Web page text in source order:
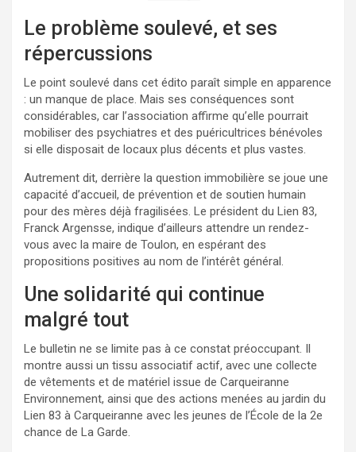
Le problème soulevé, et ses
répercussions
Le point soulevé dans cet édito paraît simple en apparence
: un manque de place. Mais ses conséquences sont
considérables, car l’association affirme qu’elle pourrait
mobiliser des psychiatres et des puéricultrices bénévoles
si elle disposait de locaux plus décents et plus vastes.
Autrement dit, derrière la question immobilière se joue une
capacité d’accueil, de prévention et de soutien humain
pour des mères déjà fragilisées. Le président du Lien 83,
Franck Argensse, indique d’ailleurs attendre un rendez-
vous avec la maire de Toulon, en espérant des
propositions positives au nom de l’intérêt général.
Une solidarité qui continue
malgré tout
Le bulletin ne se limite pas à ce constat préoccupant. Il
montre aussi un tissu associatif actif, avec une collecte
de vêtements et de matériel issue de Carqueiranne
Environnement, ainsi que des actions menées au jardin du
Lien 83 à Carqueiranne avec les jeunes de l’École de la 2e
chance de La Garde.